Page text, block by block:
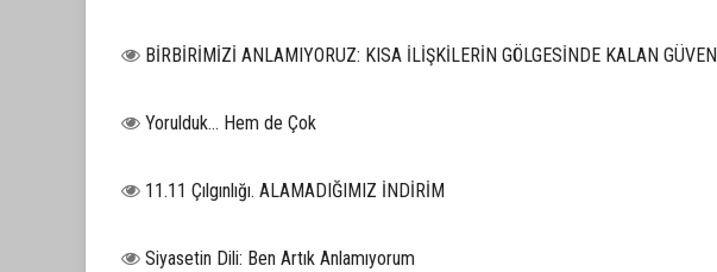
BİRBİRİMİZİ ANLAMIYORUZ: KISA İLİŞKİLERİN GÖLGESİNDE KALAN GÜVEN
Yorulduk… Hem de Çok
11.11 Çılgınlığı. ALAMADIĞIMIZ İNDİRİM
Siyasetin Dili: Ben Artık Anlamıyorum